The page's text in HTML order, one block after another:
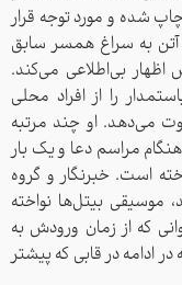
سالها چاپ شده و مورد توجه قرار
آتن به سراغ همسر سابق
بی‌اطلاعی می‌کند.
را از افراد محلی
می‌دهد. او چند مرتبه
مراسم دعا و یک بار
است.خبرنگار و گروه
موسیقی بیتل‌ها نواخته
که از زمان ورودش به
ادامه در قابی که پیشتر